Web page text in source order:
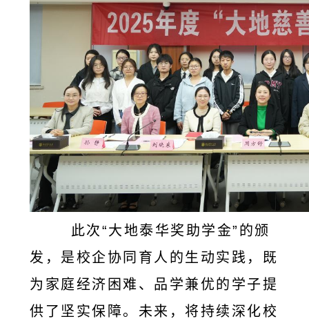
此次“大地泰华奖助学金”的颁
发，是校企协同育人的生动实践，既
为家庭经济困难、品学兼优的学子提
供了坚实保障。未来，将持续深化校